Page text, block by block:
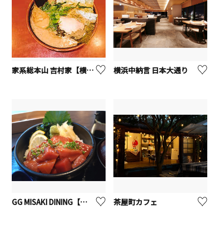
家系総本山 吉村家【横浜市西区】 横浜中納言 日本大通り
GG MISAKI DINING【座間市】 茶屋町カフェ